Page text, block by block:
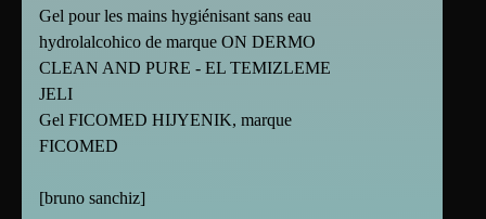
Gel pour les mains hygiénisant sans eau
hydrolalcohico de marque ON DERMO
CLEAN AND PURE - EL TEMIZLEME
JELI
Gel FICOMED HIJYENIK, marque
FICOMED
[bruno sanchiz]